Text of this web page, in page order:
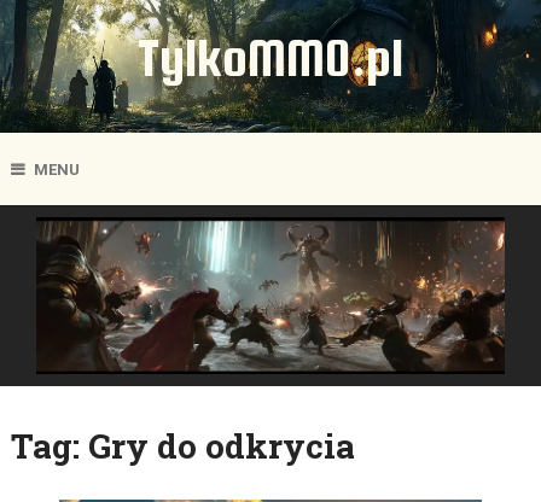
TylkoMMO.pl
MENU
Tag: Gry do odkrycia